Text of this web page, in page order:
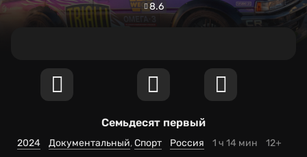
8.6
2024 Документальный Спорт Россия 1 ч 14 мин 12+
Семьдесят первый